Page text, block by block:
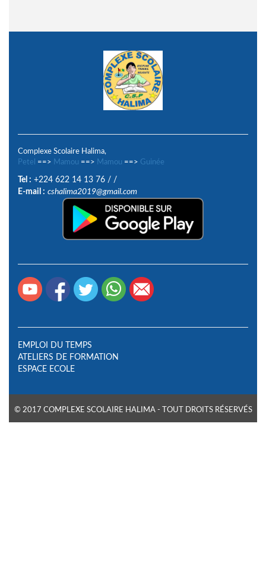
Complexe Scolaire Halima,
Petel
==> Mamou ==> Mamou ==> Guinée
Tel : +224 622 14 13 76 / /
E-mail : cshalima2019@gmail.com
EMPLOI DU TEMPS
ATELIERS DE FORMATION
ESPACE ECOLE
© 2017 COMPLEXE SCOLAIRE HALIMA - TOUT DROITS RÉSERVÉS